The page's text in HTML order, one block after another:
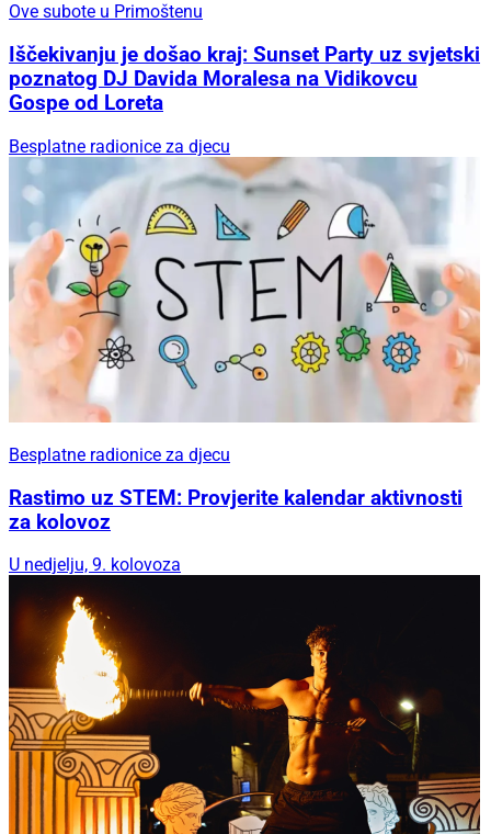
Ove subote u Primoštenu
Iščekivanju je došao kraj: Sunset Party uz svjetski
poznatog DJ Davida Moralesa na Vidikovcu
Gospe od Loreta
Besplatne radionice za djecu
Besplatne radionice za djecu
Rastimo uz STEM: Provjerite kalendar aktivnosti
za kolovoz
U nedjelju, 9. kolovoza